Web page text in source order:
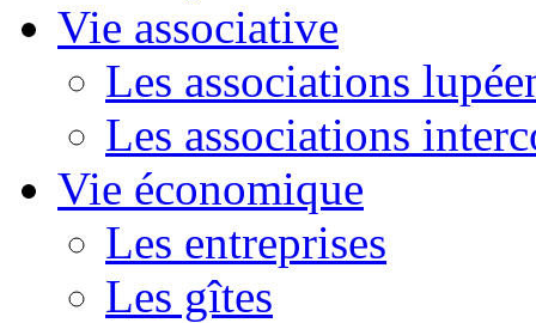
Vie associative
Les associations
Les associations
Vie économique
Les entreprises
Les gîtes